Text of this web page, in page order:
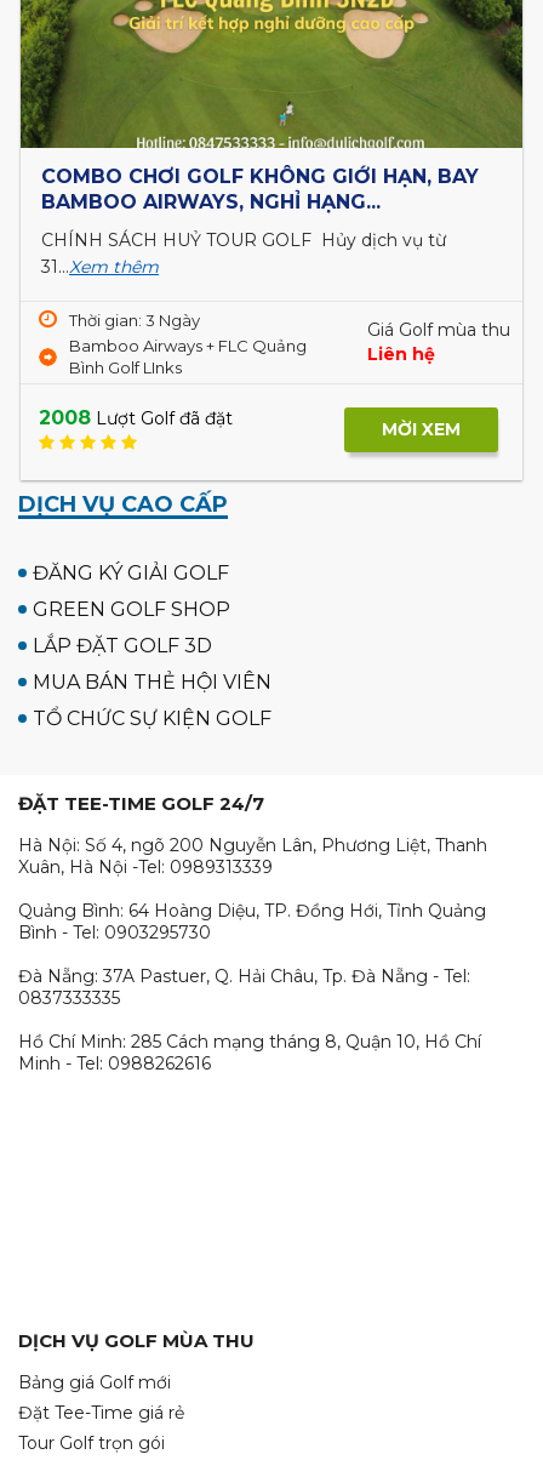
COMBO CHƠI GOLF KHÔNG GIỚI HẠN, BAY
BAMBOO AIRWAYS, NGHỈ HẠNG...
CHÍNH SÁCH HUỶ TOUR GOLF Hủy dịch vụ từ
31...Xem thêm
Thời gian: 3 Ngày
Bamboo Airways + FLC Quảng
Bình Golf LInks
Giá Golf mùa thu
Liên hệ
2008 Lượt Golf đã đặt MỜI XEM
DỊCH VỤ CAO CẤP
ĐĂNG KÝ GIẢI GOLF
GREEN GOLF SHOP
LẮP ĐẶT GOLF 3D
MUA BÁN THẺ HỘI VIÊN
TỔ CHỨC SỰ KIỆN GOLF
ĐẶT TEE-TIME GOLF 24/7
Hà Nội: Số 4, ngõ 200 Nguyễn Lân, Phương Liệt, Thanh
Xuân, Hà Nội -Tel: 0989313339
Quảng Bình: 64 Hoàng Diệu, TP. Đồng Hới, Tỉnh Quảng
Bình - Tel: 0903295730
Đà Nẵng: 37A Pastuer, Q. Hải Châu, Tp. Đà Nẵng - Tel:
0837333335
Hồ Chí Minh: 285 Cách mạng tháng 8, Quận 10, Hồ Chí
Minh - Tel: 0988262616
DỊCH VỤ GOLF MÙA THU
Bảng giá Golf mới
Đặt Tee-Time giá rẻ
Tour Golf trọn gói